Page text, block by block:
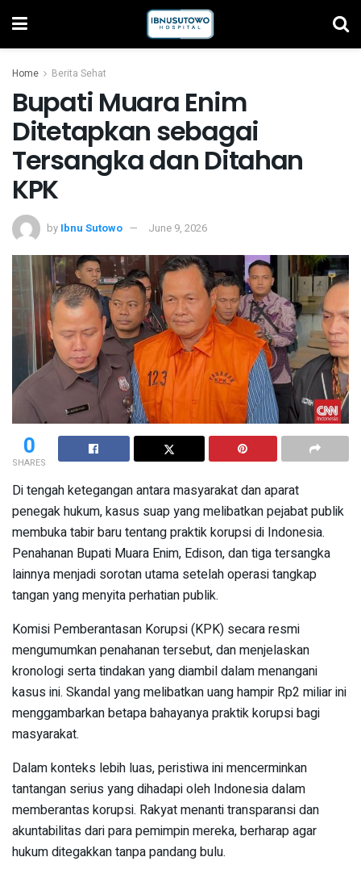
Home Berita Sehat
Bupati Muara Enim
Ditetapkan sebagai
Tersangka dan Ditahan
KPK
by Ibnu Sutowo June 9, 2026
0
SHARES
Di tengah ketegangan antara masyarakat dan aparat
penegak hukum, kasus suap yang melibatkan pejabat publik
membuka tabir baru tentang praktik korupsi di Indonesia.
Penahanan Bupati Muara Enim, Edison, dan tiga tersangka
lainnya menjadi sorotan utama setelah operasi tangkap
tangan yang menyita perhatian publik.
Komisi Pemberantasan Korupsi (KPK) secara resmi
mengumumkan penahanan tersebut, dan menjelaskan
kronologi serta tindakan yang diambil dalam menangani
kasus ini. Skandal yang melibatkan uang hampir Rp2 miliar ini
menggambarkan betapa bahayanya praktik korupsi bagi
masyarakat.
Dalam konteks lebih luas, peristiwa ini mencerminkan
tantangan serius yang dihadapi oleh Indonesia dalam
memberantas korupsi. Rakyat menanti transparansi dan
akuntabilitas dari para pemimpin mereka, berharap agar
hukum ditegakkan tanpa pandang bulu.